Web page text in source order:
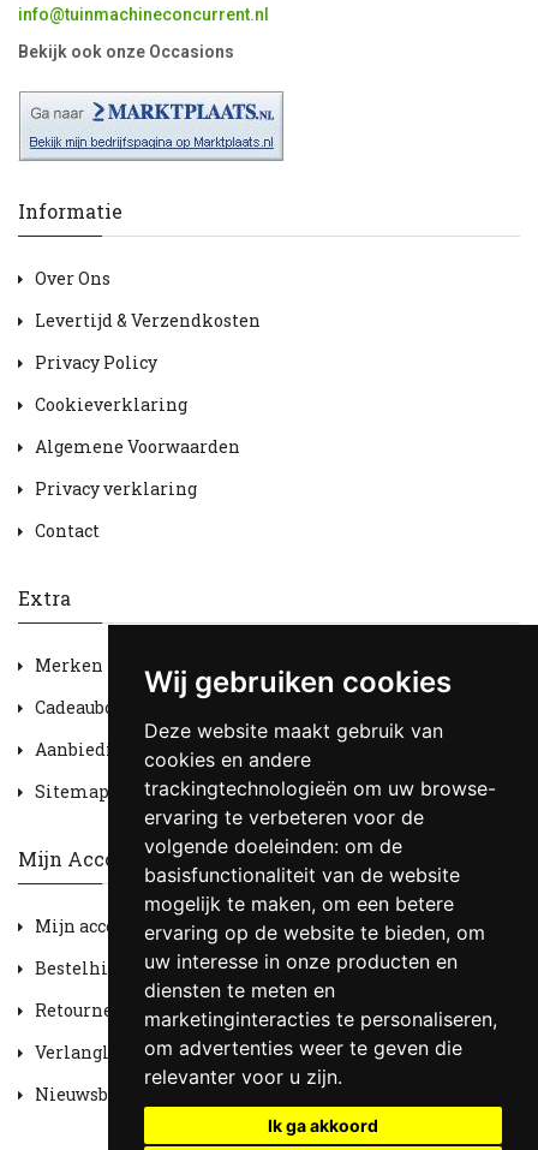
Wij gebruiken cookies
Deze website maakt gebruik van
cookies en andere
trackingtechnologieën om uw browse-
ervaring te verbeteren voor de
volgende doeleinden: om de
basisfunctionaliteit van de website
mogelijk te maken, om een betere
ervaring op de website te bieden, om
uw interesse in onze producten en
diensten te meten en
marketinginteracties te personaliseren,
om advertenties weer te geven die
relevanter voor u zijn.
Ik ga akkoord
info@tuinmachineconcurrent.nl
Bekijk ook onze Occasions
Informatie
Over Ons
Levertijd & Verzendkosten
Privacy Policy
Cookieverklaring
Algemene Voorwaarden
Privacy verklaring
Contact
Extra
Merken
Cadeaubon
Aanbiedingen
Sitemap
Mijn Account
Mijn account
Bestelhistorie
Retourneren
Verlanglijst
Nieuwsbrief